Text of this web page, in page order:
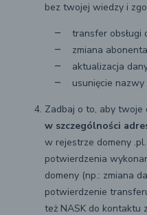
bez twojej wiedzy i
transfer obsługi
zmiana
aktualizacja
usunięcie nazwy
Zadbaj o to, aby twoje
w szczególności
w rejestrze domeny
potwierdzenia
domeny (np.: zmiana
potwierdzenie
też NASK do kontaktu